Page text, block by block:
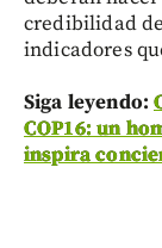
credibilidad
indicadores
Siga leyendo:
COP16: un
inspira